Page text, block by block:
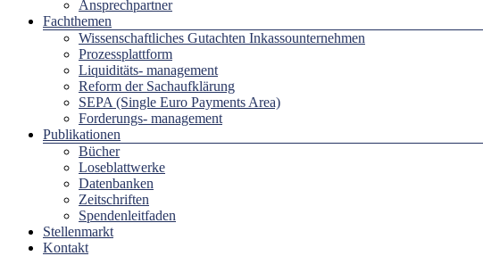
Ansprechpartner
Fachthemen
Wissenschaftliches Gutachten Inkassounternehmen
Prozessplattform
Liquiditäts- management
Reform der Sachaufklärung
SEPA (Single Euro Payments Area)
Forderungs- management
Publikationen
Bücher
Loseblattwerke
Datenbanken
Zeitschriften
Spendenleitfaden
Stellenmarkt
Kontakt